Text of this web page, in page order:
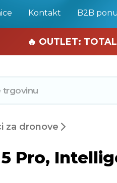
Kontakt B2B
🏄
🔥 OUTLET:
za dronove
Pro,